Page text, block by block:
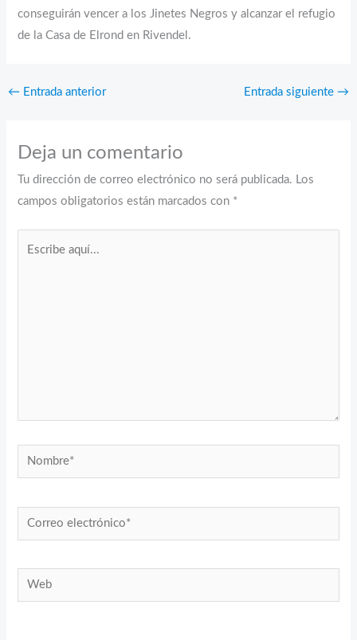
conseguirán vencer a los Jinetes Negros y alcanzar el refugio
de la Casa de Elrond en Rivendel.
← Entrada anterior Entrada siguiente →
Deja un comentario
Tu dirección de correo electrónico no será publicada. Los
campos obligatorios están marcados con *
Nombre*
Correo
electrónico*
Web